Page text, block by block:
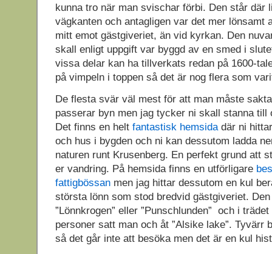
kunna tro när man svischar förbi. Den står där
vägkanten och antagligen var det mer lönsamt
mitt emot gästgiveriet, än vid kyrkan. Den
skall enligt uppgift var byggd av en smed i
vissa delar kan ha tillverkats redan på 1600-
på vimpeln i toppen så det är nog flera som
De flesta svär väl mest för att man måste
passerar byn men jag tycker ni skall stanna till
Det finns en helt fantastisk hemsidadär ni
och hus i bygden och ni kan dessutom ladda
naturen runt Krusenberg. En perfekt grund att
er vandring. På hemsida finns en utförligare
fattigbössan men jag hittar dessutom en kul
största lönn som stod bredvid gästgiveriet.
”Lönnkrogen” eller ”Punschlunden” och i
personer satt man och åt ”Alsike lake”. Tyvärr
så det går inte att besöka men det är en kul